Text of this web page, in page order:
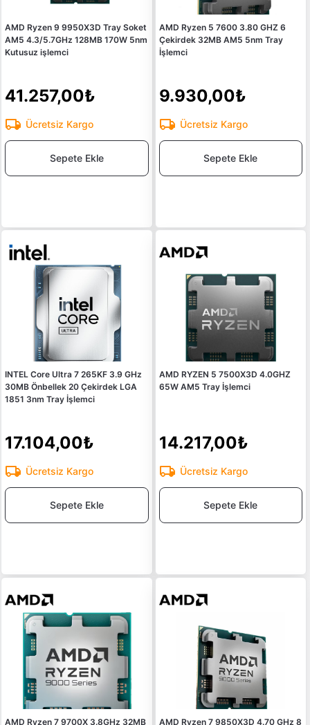
AMD Ryzen 9 9950X3D Tray Soket
AM5 4.3/5.7GHz 128MB 170W 5nm
Kutusuz işlemci
41.257,00₺
Ücretsiz Kargo
Sepete Ekle
AMD Ryzen 5 7600 3.80 GHZ 6
Çekirdek 32MB AM5 5nm Tray
İşlemci
9.930,00₺
Ücretsiz Kargo
Sepete Ekle
INTEL Core Ultra 7 265KF 3.9 GHz
30MB Önbellek 20 Çekirdek LGA
1851 3nm Tray İşlemci
17.104,00₺
Ücretsiz Kargo
Sepete Ekle
AMD RYZEN 5 7500X3D 4.0GHZ
65W AM5 Tray İşlemci
14.217,00₺
Ücretsiz Kargo
Sepete Ekle
AMD Ryzen 7 9700X 3.8GHz 32MB AMD Ryzen 7 9850X3D 4.70 GHz 8